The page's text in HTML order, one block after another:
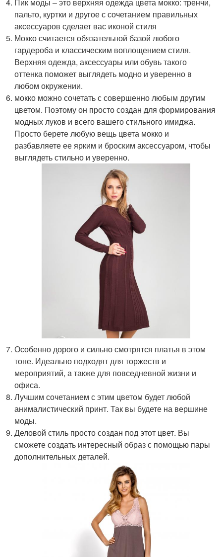
пальто, куртки и другое с сочетанием правильных
аксессуаров сделает вас иконой стиля
Мокко считается обязательной базой любого
гардероба и классическим воплощением стиля.
Верхняя одежда, аксессуары или обувь такого
оттенка поможет выглядеть модно и уверенно в
любом окружении.
мокко можно сочетать с совершенно любым другим
цветом. Поэтому он просто создан для формирования
модных луков и всего вашего стильного имиджа.
Просто берете любую вещь цвета мокко и
разбавляете ее ярким и броским аксессуаром, чтобы
выглядеть стильно и уверенно.
Особенно дорого и сильно смотрятся платья в этом
тоне. Идеально подходят для торжеств и
мероприятий, а также для повседневной жизни и
офиса.
Лучшим сочетанием с этим цветом будет любой
анималистический принт. Так вы будете на вершине
моды.
Деловой стиль просто создан под этот цвет. Вы
сможете создать интересный образ с помощью пары
дополнительных деталей.